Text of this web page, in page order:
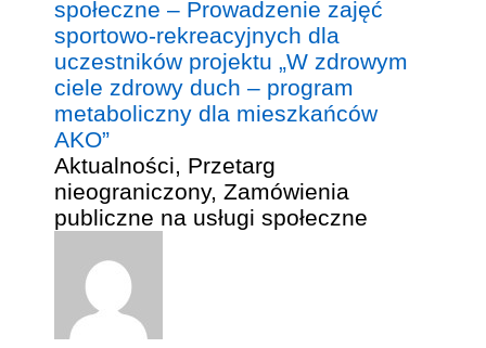
społeczne – Prowadzenie zajęć
sportowo-rekreacyjnych dla
uczestników projektu „W zdrowym
ciele zdrowy duch – program
metaboliczny dla mieszkańców
AKO”
Aktualności
Przetarg
nieograniczony, Zamówienia
publiczne na usługi społeczne